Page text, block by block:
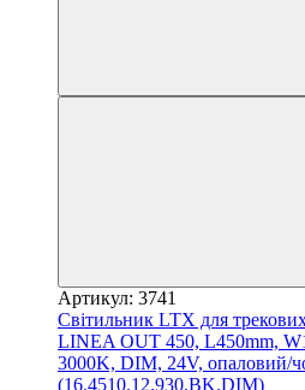
Артикул: 3741
Світильник LTX для
LINEA OUT 450, L450mm,
3000K, DIM, 24V, опаловий/
(16.4510.12.930.BK.DIM)